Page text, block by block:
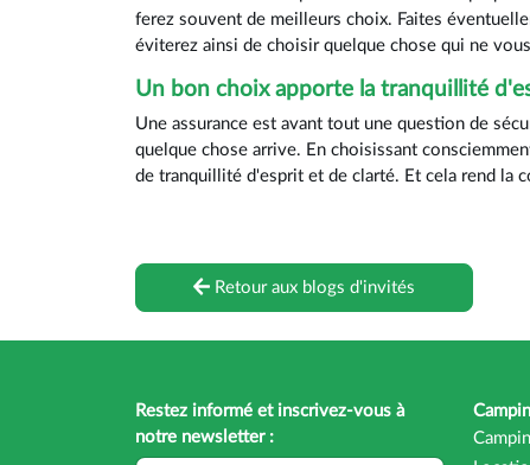
ferez souvent de meilleurs choix. Faites
éviterez ainsi de choisir quelque chose qui ne
Un bon choix apporte la tranquillité
Une assurance est avant tout une question de
quelque chose arrive. En choisissant
de tranquillité d'esprit et de clarté. Et cela rend la
Retour aux blogs d'invités
Restez informé et inscrivez-vous à
notre newsletter :